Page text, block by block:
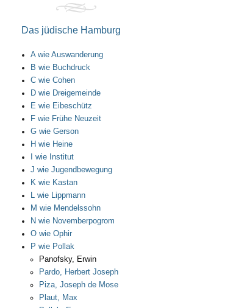
Das jüdische Hamburg
A wie Auswanderung
B wie Buchdruck
C wie Cohen
D wie Dreigemeinde
E wie Eibeschütz
F wie Frühe Neuzeit
G wie Gerson
H wie Heine
I wie Institut
J wie Jugendbewegung
K wie Kastan
L wie Lippmann
M wie Mendelssohn
N wie Novemberpogrom
O wie Ophir
P wie Pollak
Panofsky, Erwin
Pardo, Herbert Joseph
Piza, Joseph de Mose
Plaut, Max